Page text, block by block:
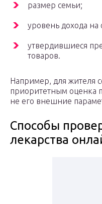
размер семьи;
уровень дохода на
утвердившиеся
товаров.
Например, для жителя
приоритетным оценка
не его внешние
Способы
лекарства